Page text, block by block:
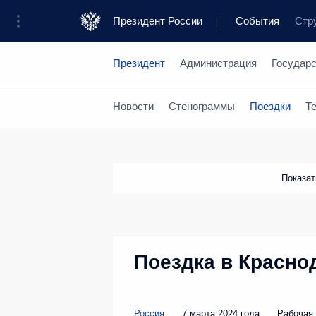
Президент России События
Президент Администрация
Новости Стенограммы Поездки
Поездка в
Россия 7 марта 2024 года Рабочая